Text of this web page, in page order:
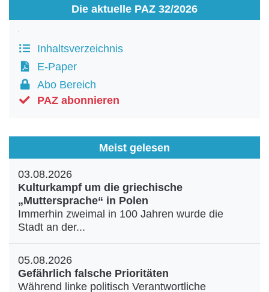
Die aktuelle PAZ 32/2026
Inhaltsverzeichnis
E-Paper
Abo Bereich
PAZ abonnieren
Meist gelesen
03.08.2026
Kulturkampf um die griechische
„Muttersprache“ in Polen
Immerhin zweimal in 100 Jahren wurde die
Stadt an der...
05.08.2026
Gefährlich falsche Prioritäten
Während linke politisch Verantwortliche